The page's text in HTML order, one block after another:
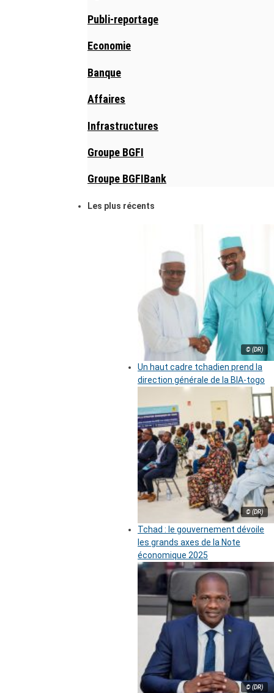
Publi-reportage
Economie
Banque
Affaires
Infrastructures
Groupe BGFI
Groupe BGFIBank
Les plus récents
© (DR)
Un haut cadre tchadien prend la
direction générale de la BIA-togo
© (DR)
Tchad : le gouvernement dévoile
les grands axes de la Note
économique 2025
© (DR)